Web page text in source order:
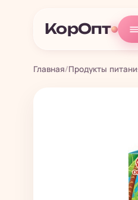
КорОпт
Главная/Продукты